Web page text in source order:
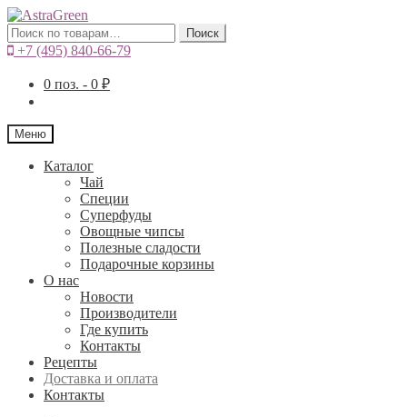
Искать: Поиск
+7 (495) 840-66-79
0 поз. - 0 ₽
Меню
Каталог
Чай
Специи
Cуперфуды
Овощные чипсы
Полезные сладости
Подарочные корзины
О нас
Новости
Производители
Где купить
Контакты
Рецепты
Доставка и оплата
Контакты